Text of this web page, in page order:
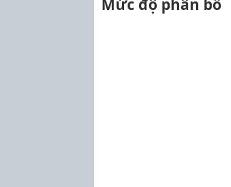
Mức độ phân bổ